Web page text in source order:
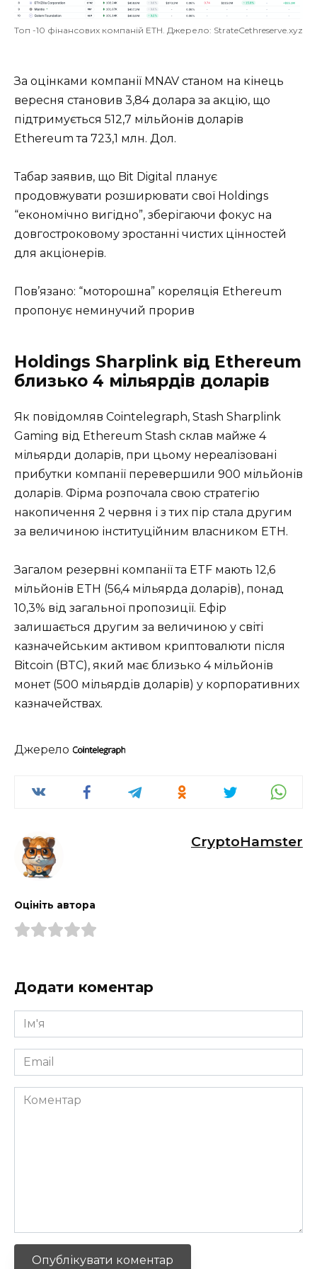
Топ -10 фінансових компаній ETH. Джерело: StrateCethreserve.xyz
За оцінками компанії MNAV станом на кінець
вересня становив 3,84 долара за акцію, що
підтримується 512,7 мільйонів доларів
Ethereum та 723,1 млн. Дол.
Табар заявив, що Bit Digital планує
продовжувати розширювати свої Holdings
“економічно вигідно”, зберігаючи фокус на
довгостроковому зростанні чистих цінностей
для акціонерів.
Пов’язано: “моторошна” кореляція Ethereum
пропонує неминучий прорив
Holdings Sharplink від Ethereum
близько 4 мільярдів доларів
Як повідомляв Cointelegraph, Stash Sharplink
Gaming від Ethereum Stash склав майже 4
мільярди доларів, при цьому нереалізовані
прибутки компанії перевершили 900 мільйонів
доларів. Фірма розпочала свою стратегію
накопичення 2 червня і з тих пір стала другим
за величиною інституційним власником ETH.
Загалом резервні компанії та ETF мають 12,6
мільйонів ETH (56,4 мільярда доларів), понад
10,3% від загальної пропозиції. Ефір
залишається другим за величиною у світі
казначейським активом криптовалюти після
Bitcoin (BTC), який має близько 4 мільйонів
монет (500 мільярдів доларів) у корпоративних
казначействах.
Джерело
CryptoHamster
Оцініть автора
Додати коментар
Ім'я
*
Email
*
Коментар